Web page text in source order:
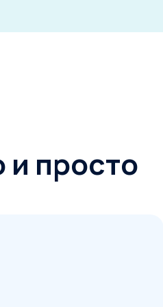
и просто